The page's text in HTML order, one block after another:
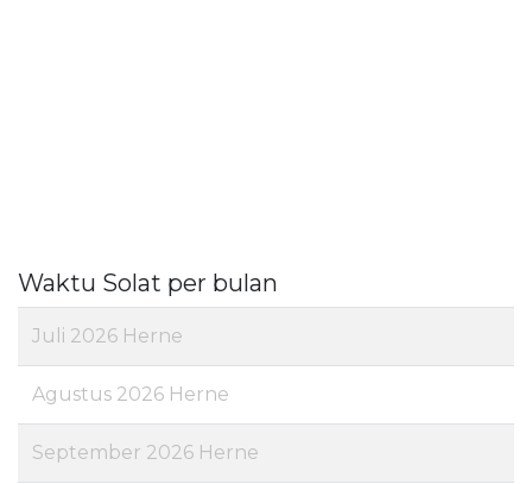
Waktu Solat per bulan
Juli 2026 Herne
Agustus 2026 Herne
September 2026 Herne